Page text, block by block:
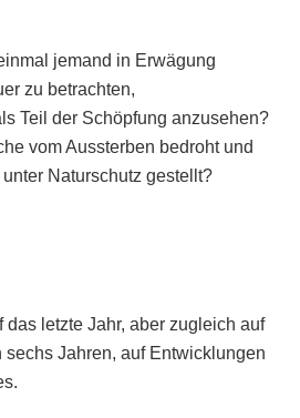
jemand in Erwägung
zu betrachten,
Teil der Schöpfung anzusehen?
vom Aussterben bedroht und
Naturschutz gestellt?
das letzte Jahr, aber zugleich auf
Jahren, auf Entwicklungen